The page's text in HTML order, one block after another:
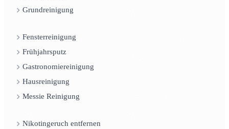
Grundreinigung
Fensterreinigung
Frühjahrsputz
Gastronomiereinigung
Hausreinigung
Messie Reinigung
Nikotingeruch entfernen